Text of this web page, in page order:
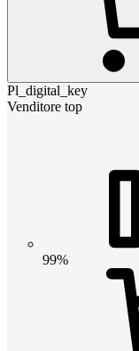
Pl_digital_key
Venditore top
99%